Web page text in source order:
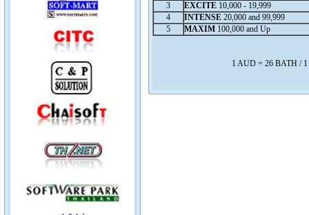
3
EXCITE 10,000 - 19,999
4
INTENSE 20,000 and 99,999
5
MAXIM 100,000 and Up
1 AUD = 26 BATH /